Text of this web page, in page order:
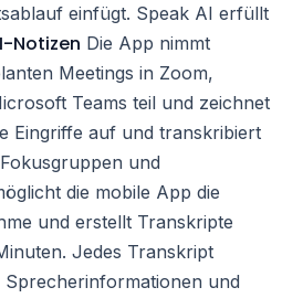
einfügt. Speak AI erfüllt
Notizen Die App nimmt
Meetings in Zoom,
Teams teil und zeichnet
Eingriffe auf und transkribiert
und
die mobile App die
und erstellt Transkripte
Jedes Transkript
Sprecherinformationen und